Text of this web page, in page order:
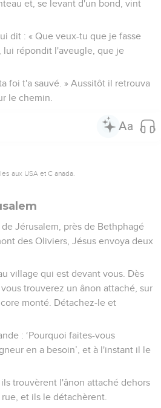
et, se levant d'un bond, vint
dit : « Que veux-tu que je fasse
lui répondit l'aveugle, que je
foi t'a sauvé. » Aussitôt il retrouva
le chemin.
aux USA et C anada.
Jérusalem, près de Bethphagé
des Oliviers, Jésus envoya deux
village qui est devant vous. Dès
trouverez un ânon attaché, sur
monté. Détachez-le et
: ‘Pourquoi faites-vous
en a besoin’, et à l'instant il le
trouvèrent l'ânon attaché dehors
et ils le détachèrent.